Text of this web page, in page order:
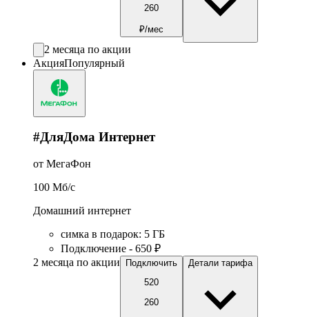
260
₽/мес
2 месяца по акции
АкцияПопулярный
#ДляДома Интернет
от МегаФон
100 Мб/c
Домашний интернет
симка в подарок: 5 ГБ
Подключение - 650 ₽
2 месяца по акции
Подключить
520
260
Детали тарифа